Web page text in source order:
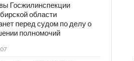
Госжилинспекции
области
перед судом по делу о
полномочий